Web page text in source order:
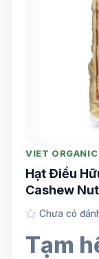
VIET ORGANIC
Hạt Điều
Cashew
Chưa có
Tạm